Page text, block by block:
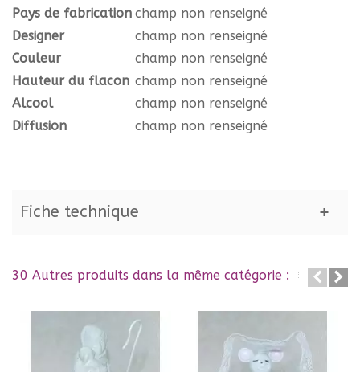
Pays de fabrication champ non renseigné
Designer
champ non renseigné
Couleur
champ non renseigné
Hauteur du flacon champ non renseigné
Alcool
champ non renseigné
Diffusion
champ non renseigné
Fiche technique
30 Autres produits dans la même catégorie :